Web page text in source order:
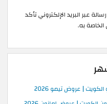
عبر البريد الإلكتروني تأكد
به.